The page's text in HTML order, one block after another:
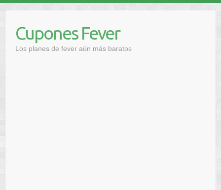
contenidoCupones Fever
Los planes de fever aún más baratos